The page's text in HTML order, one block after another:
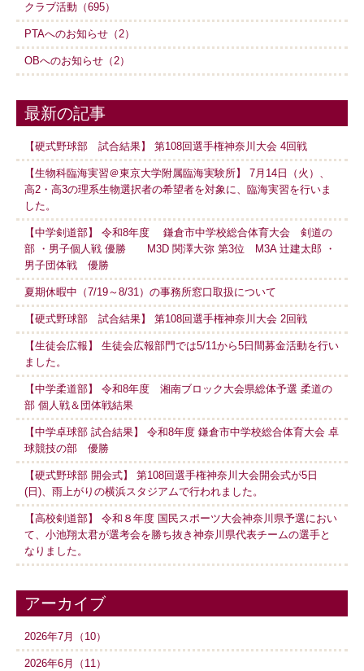
クラブ活動（695）
PTAへのお知らせ（2）
OBへのお知らせ（2）
最新の記事
【硬式野球部 試合結果】 第108回選手権神奈川大会 4回戦
【生物科臨海実習＠東京大学附属臨海実験所】 7月14日（火）、
高2・高3の理系生物選択者の希望者を対象に、臨海実習を行いま
した。
【中学剣道部】 令和8年度 鎌倉市中学校総合体育大会 剣道の
部 ・男子個人戦 優勝 M3D 関澤大弥 第3位 M3A 辻建太郎 ・
男子団体戦 優勝
夏期休暇中（7/19～8/31）の事務所窓口取扱について
【硬式野球部 試合結果】 第108回選手権神奈川大会 2回戦
【生徒会広報】 生徒会広報部門では5/11から5日間募金活動を行い
ました。
【中学柔道部】 令和8年度 湘南ブロック大会県総体予選 柔道の
部 個人戦＆団体戦結果
【中学卓球部 試合結果】 令和8年度 鎌倉市中学校総合体育大会 卓
球競技の部 優勝
【硬式野球部 開会式】 第108回選手権神奈川大会開会式が5日
(日)、雨上がりの横浜スタジアムで行われました。
【高校剣道部】 令和８年度 国民スポーツ大会神奈川県予選におい
て、小池翔太君が選考会を勝ち抜き神奈川県代表チームの選手と
なりました。
アーカイブ
2026年7月（10）
2026年6月（11）